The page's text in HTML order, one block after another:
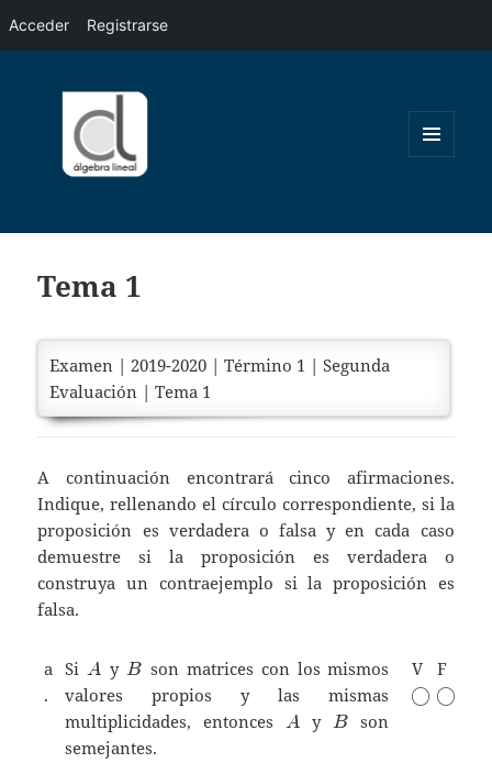
Acceder Registrarse
Tema 1
Examen | 2019-2020 | Término 1 | Segunda
Evaluación | Tema 1
A continuación encontrará cinco afirmaciones.
Indique, rellenando el círculo correspondiente, si la
proposición es verdadera o falsa y en cada caso
demuestre si la proposición es verdadera o
construya un contraejemplo si la proposición es
falsa.
a
.
Si A
A y B
B son matrices con los mismos
valores propios y las mismas
multiplicidades, entonces
A
A y B
B
son
semejantes.
V
\bigcirc
◯
F
◯